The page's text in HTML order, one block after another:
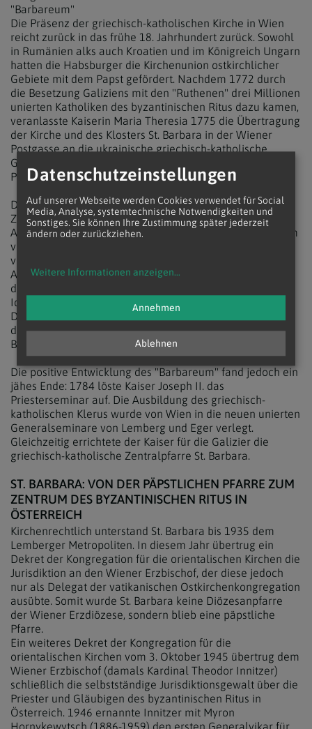
"Barbareum"
Die Präsenz der griechisch-katholischen Kirche in Wien
reicht zurück in das frühe 18. Jahrhundert zurück. Sowohl
in Rumänien alks auch Kroatien und im Königreich Ungarn
hatten die Habsburger die Kirchenunion ostkirchlicher
Gebiete mit dem Papst gefördert. Nachdem 1772 durch
die Besetzung Galiziens mit den "Ruthenen" drei Millionen
unierten Katholiken des byzantinischen Ritus dazu kamen,
veranlasste Kaiserin Maria Theresia 1775 die Übertragung
der Kirche und des Klosters St. Barbara in der Wiener
Postgasse an die ukrainische griechisch-katholische
Gemeinde. Im Zuge dessen wurde auch das
Priesterseminar "Barbareum" gegründet.
Das "Barbareum" entwickelte sich rasch zu einem
Zentrum des theologischen und intellektuellen
Austauschs. Die Seminaristen widmeten sich dem Studium
von Philosophie, Theologie, liturgischer Praxis und
verschiedenen Sprachen, darunter Latein, Griechisch und
Altkirchenslawisch. Ein besonderes Augenmerk lag auf
der Förderung einer starken griechisch-katholischen
Identität in Einheit mit der römisch-katholischen Kirche.
Die Studenten besuchten auch Lehrveranstaltungen an
den Wiener Universitäten, und das Seminar pflegte enge
Beziehungen zu römisch-katholischen Institutionen.
Die positive Entwicklung des "Barbareum" fand jedoch ein
jähes Ende: 1784 löste Kaiser Joseph II. das
Priesterseminar auf. Die Ausbildung des griechisch-
katholischen Klerus wurde von Wien in die neuen unierten
Generalseminare von Lemberg und Eger verlegt.
Gleichzeitig errichtete der Kaiser für die Galizier die
griechisch-katholische Zentralpfarre St. Barbara.
ST. BARBARA: VON DER PÄPSTLICHEN PFARRE ZUM
ZENTRUM DES BYZANTINISCHEN RITUS IN
ÖSTERREICH
Kirchenrechtlich unterstand St. Barbara bis 1935 dem
Lemberger Metropoliten. In diesem Jahr übertrug ein
Dekret der Kongregation für die orientalischen Kirchen die
Jurisdiktion an den Wiener Erzbischof, der diese jedoch
nur als Delegat der vatikanischen Ostkirchenkongregation
ausübte. Somit wurde St. Barbara keine Diözesanpfarre
der Wiener Erzdiözese, sondern blieb eine päpstliche
Pfarre.
Ein weiteres Dekret der Kongregation für die
orientalischen Kirchen vom 3. Oktober 1945 übertrug dem
Wiener Erzbischof (damals Kardinal Theodor Innitzer)
schließlich die selbstständige Jurisdiktionsgewalt über die
Priester und Gläubigen des byzantinischen Ritus in
Österreich. 1946 ernannte Innitzer mit Myron
Hornykewytsch (1886-1959) den ersten Generalvikar für
Datenschutzeinstellungen
Auf unserer Webseite werden Cookies verwendet für Social
Media, Analyse, systemtechnische Notwendigkeiten und
Sonstiges. Sie können Ihre Zustimmung später jederzeit
ändern oder zurückziehen.
Weitere Informationen anzeigen...
Ablehnen
Annehmen